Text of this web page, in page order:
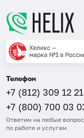
Телефон
+7 (812) 309 12 21
+7 (800) 700 03
Ответим на любые
по работе и услугам